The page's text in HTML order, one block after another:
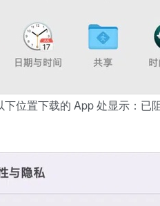
位置下载的 App 处显示：